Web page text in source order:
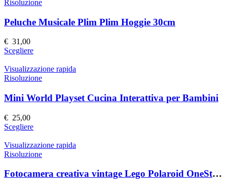
del
prodotto
Le
opzioni
scelte
nella
pagina
del
prodotto
Risoluzione
Peluche Musicale Plim Plim Hoggie 30cm
€ 31,00
ScegliereQuesto
ha
più
Le
opzioni
scelte
nella
pagina
del
Visualizzazione rapida
Risoluzione
Mini World Playset Cucina Interattiva per Bambini
€ 25,00
ScegliereQuesto
ha
più
Le
Visualizzazione rapida
Risoluzione
Fotocamera creativa vintage Lego Polaroid OneStep SX-70